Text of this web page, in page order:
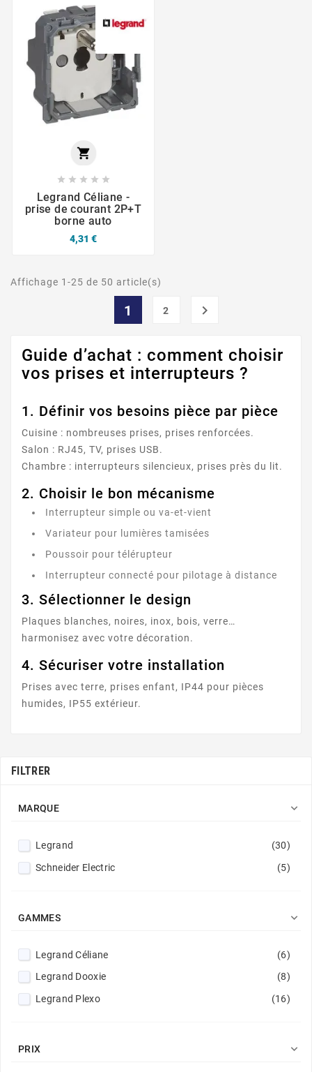

    
Legrand Céliane -
prise de courant 2P+T
borne auto
4,31 €
Affichage 1-25 de 50 article(s)
1 2 
Guide d’achat : comment choisir
vos prises et interrupteurs ?
1. Définir vos besoins pièce par pièce
Cuisine : nombreuses prises, prises renforcées.
Salon : RJ45, TV, prises USB.
Chambre : interrupteurs silencieux, prises près du lit.
2. Choisir le bon mécanisme
Interrupteur simple ou va-et-vient
Variateur pour lumières tamisées
Poussoir pour télérupteur
Interrupteur connecté pour pilotage à distance
3. Sélectionner le design
Plaques blanches, noires, inox, bois, verre…
harmonisez avec votre décoration.
4. Sécuriser votre installation
Prises avec terre, prises enfant, IP44 pour pièces
humides, IP55 extérieur.
FILTRER
MARQUE 
Legrand
(30)
Schneider Electric
(5)
GAMMES 
Legrand Céliane
(6)
Legrand Dooxie
(8)
Legrand Plexo
(16)
PRIX 